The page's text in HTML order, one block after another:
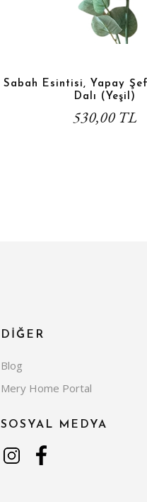
Sabah Esintisi, Yapay
Dalı (Yeşil)
530,00 TL
DİĞER
Blog
Mery Home Portal
SOSYAL MEDYA